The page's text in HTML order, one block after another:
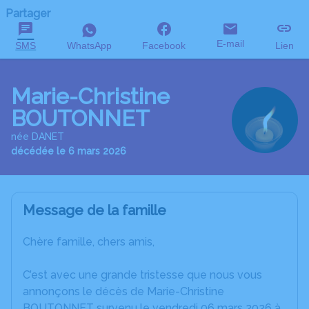
Partager
SMS WhatsApp Facebook E-mail Lien
Marie-Christine
BOUTONNET
née DANET
décédée le 6 mars 2026
Message de la famille
Chère famille, chers amis,
C’est avec une grande tristesse que nous vous
annonçons le décès de Marie-Christine